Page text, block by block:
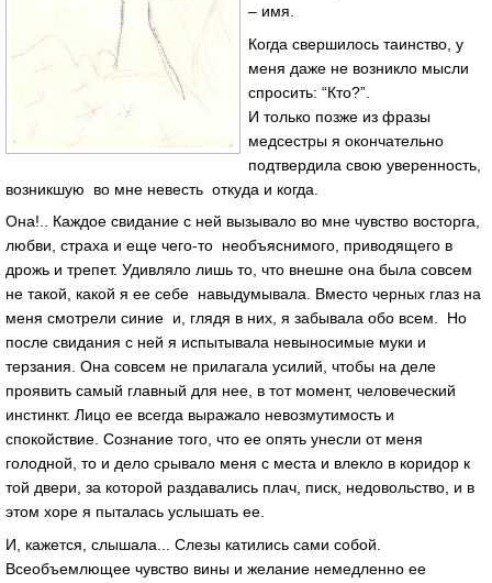
– имя.
Когда свершилось таинство, у
меня даже не возникло мысли
спросить: “Кто?”.
И только позже из фразы
медсестры я окончательно
подтвердила свою уверенность,
возникшую во мне невесть откуда и когда.
Она!.. Каждое свидание с ней вызывало во мне чувство восторга,
любви, страха и еще чего-то необъяснимого, приводящего в
дрожь и трепет. Удивляло лишь то, что внешне она была совсем
не такой, какой я ее себе навыдумывала. Вместо черных глаз на
меня смотрели синие и, глядя в них, я забывала обо всем. Но
после свидания с ней я испытывала невыносимые муки и
терзания. Она совсем не прилагала усилий, чтобы на деле
проявить самый главный для нее, в тот момент, человеческий
инстинкт. Лицо ее всегда выражало невозмутимость и
спокойствие. Сознание того, что ее опять унесли от меня
голодной, то и дело срывало меня с места и влекло в коридор к
той двери, за которой раздавались плач, писк, недовольство, и в
этом хоре я пыталась услышать ее.
И, кажется, слышала... Слезы катились сами собой.
Всеобъемлющее чувство вины и желание немедленно ее